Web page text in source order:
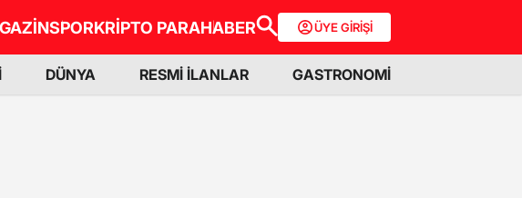
SPORKRİPTO PARAHABER ÜYE GİRİŞİ
DÜNYA RESMİ İLANLAR GASTRONOMİ